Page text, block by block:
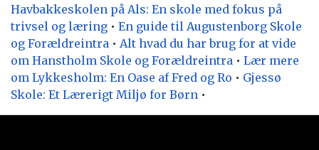
Havbakkeskolen på Als: En skole med fokus på
trivsel og læring • En guide til Augustenborg Skole
og Forældreintra • Alt hvad du har brug for at vide
om Hanstholm Skole og Forældreintra • Lær mere
om Lykkesholm: En Oase af Fred og Ro • Gjessø
Skole: Et Lærerigt Miljø for Børn •